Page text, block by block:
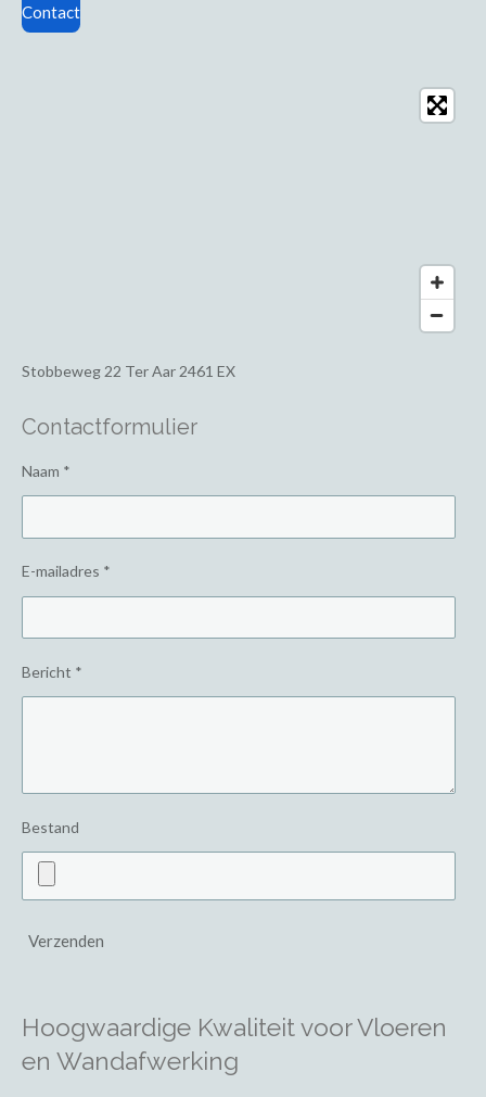
Contact
Stobbeweg 22 Ter Aar 2461 EX
Contactformulier
Naam *
E-mailadres *
Bericht *
Bestand
Verzenden
Hoogwaardige Kwaliteit voor Vloeren
en Wandafwerking